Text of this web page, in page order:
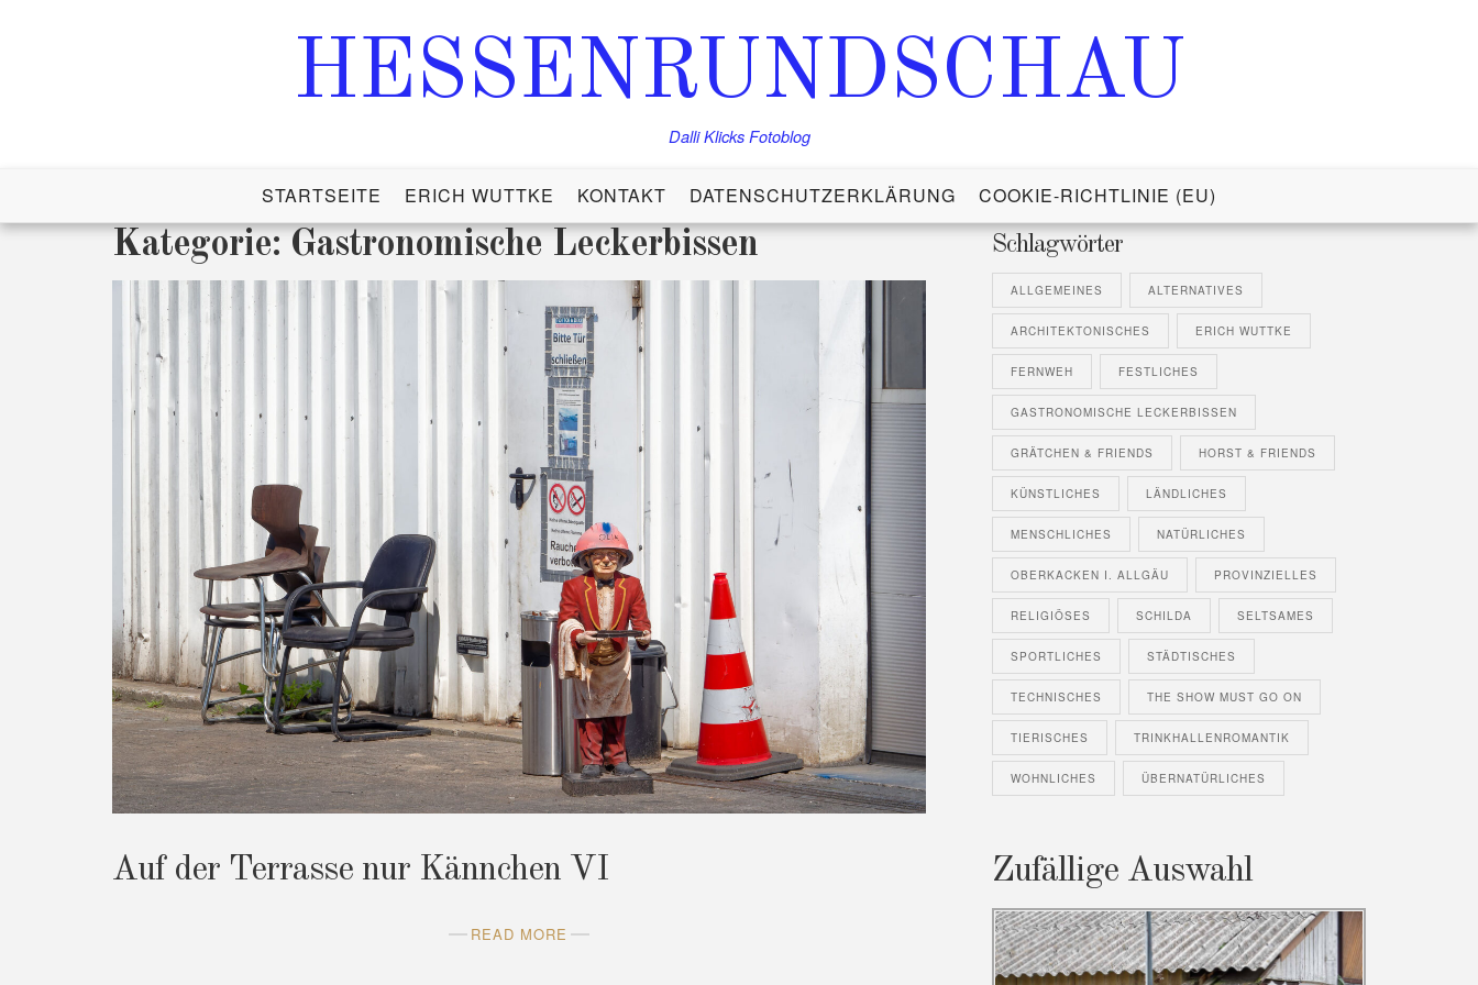
HESSENRUNDSCHAU
Dalli Klicks Fotoblog
STARTSEITE ERICH WUTTKE KONTAKT DATENSCHUTZERKLÄRUNG COOKIE-RICHTLINIE (EU)
Kategorie: Gastronomische Leckerbissen
Auf der Terrasse nur Kännchen VI
READ MORE
Schlagwörter
ALLGEMEINES ALTERNATIVES
ARCHITEKTONISCHES ERICH WUTTKE
FERNWEH FESTLICHES
GASTRONOMISCHE LECKERBISSEN
GRÄTCHEN & FRIENDS HORST & FRIENDS
KÜNSTLICHES LÄNDLICHES
MENSCHLICHES NATÜRLICHES
OBERKACKEN I. ALLGÄU PROVINZIELLES
RELIGIÖSES SCHILDA SELTSAMES
SPORTLICHES STÄDTISCHES
TECHNISCHES THE SHOW MUST GO ON
TIERISCHES TRINKHALLENROMANTIK
WOHNLICHES ÜBERNATÜRLICHES
Zufällige Auswahl